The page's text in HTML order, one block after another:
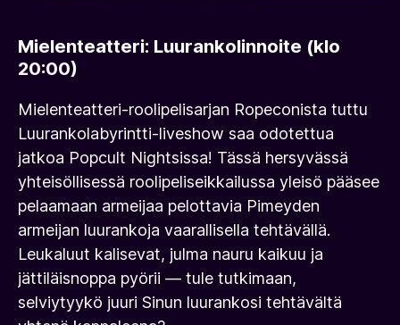
Mielenteatteri: Luurankolinnoite (klo
20:00)
Mielenteatteri-roolipelisarjan Ropeconista tuttu
Luurankolabyrintti-liveshow saa odotettua
jatkoa Popcult Nightsissa! Tässä hersyvässä
yhteisöllisessä roolipeliseikkailussa yleisö pääsee
pelaamaan armeijaa pelottavia Pimeyden
armeijan luurankoja vaarallisella tehtävällä.
Leukaluut kalisevat, julma nauru kaikuu ja
jättiläisnoppa pyörii — tule tutkimaan,
selviytyykö juuri Sinun luurankosi tehtävältä